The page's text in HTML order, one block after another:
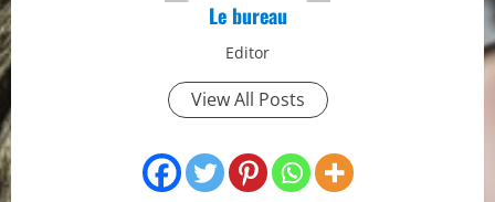
Le bureau
Editor
View All Posts